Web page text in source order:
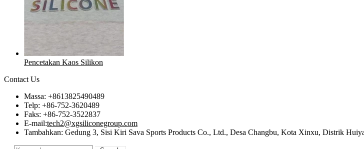
Pencetakan Kaos Silikon
Contact Us
Massa: +8613825490489
Telp: +86-752-3620489
Faks: +86-752-3522837
E-mail:tech2@xgsiliconegroup.com
Tambahkan: Gedung 3, Sisi Kiri Sava Sports Products Co., Ltd., Desa Changbu, Kota Xinxu, Distrik